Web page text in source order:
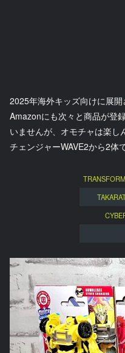
2025年海外キッズ向けに展
Amazonにも次々と商品が登
いませんが、オモチャは楽し
チェンジャーWAVE2から2体で